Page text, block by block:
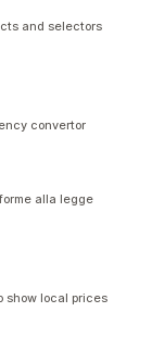
and selectors
convertor
alla legge
show local prices